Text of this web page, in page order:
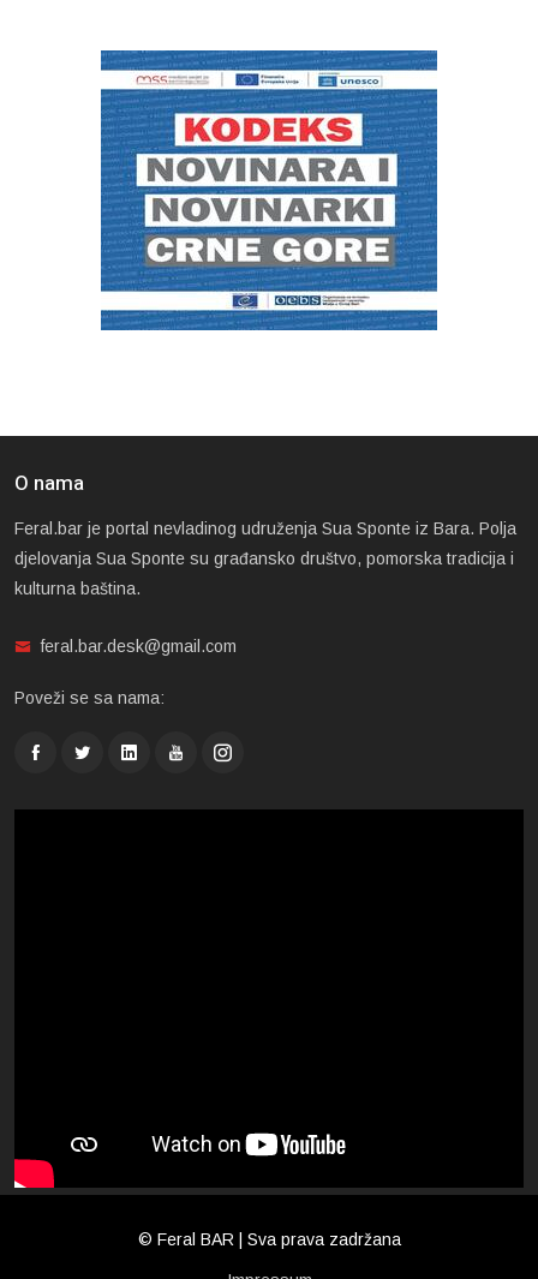
O nama
Feral.bar je portal nevladinog udruženja Sua Sponte iz Bara. Polja
djelovanja Sua Sponte su građansko društvo, pomorska tradicija i
kulturna baština.
feral.bar.desk@gmail.com
Poveži se sa nama:
© Feral BAR | Sva prava zadržana